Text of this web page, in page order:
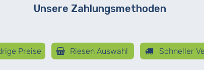
Unsere Zahlungsmethoden
Preise Riesen Auswahl Schneller